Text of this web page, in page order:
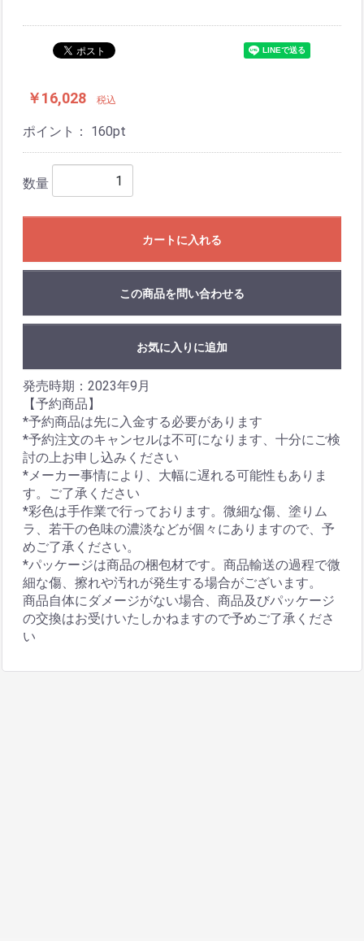
￥16,028 税込
ポイント： 160pt
数量
カートに入れる
この商品を問い合わせる
お気に入りに追加
発売時期：2023年9月
【予約商品】
*予約商品は先に入金する必要があります
*予約注文のキャンセルは不可になります、十分にご検
討の上お申し込みください
*メーカー事情により、大幅に遅れる可能性もありま
す。ご了承ください
*彩色は手作業で行っております。微細な傷、塗りム
ラ、若干の色味の濃淡などが個々にありますので、予
めご了承ください。
*パッケージは商品の梱包材です。商品輸送の過程で微
細な傷、擦れや汚れが発生する場合がございます。
商品自体にダメージがない場合、商品及びパッケージ
の交換はお受けいたしかねますので予めご了承くださ
い